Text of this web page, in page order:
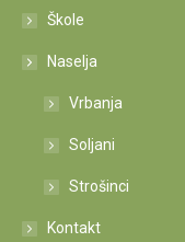
Škole
Naselja
Vrbanja
Soljani
Strošinci
Kontakt